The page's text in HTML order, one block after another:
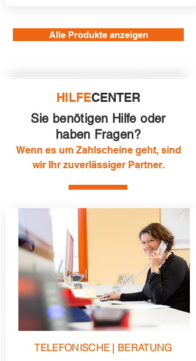
Alle Produkte anzeigen
HILFECENTER
Sie benötigen Hilfe oder
haben Fragen?
Wenn es um Zahlscheine geht, sind
wir Ihr zuverlässiger Partner.
TELEFONISCHE | BERATUNG